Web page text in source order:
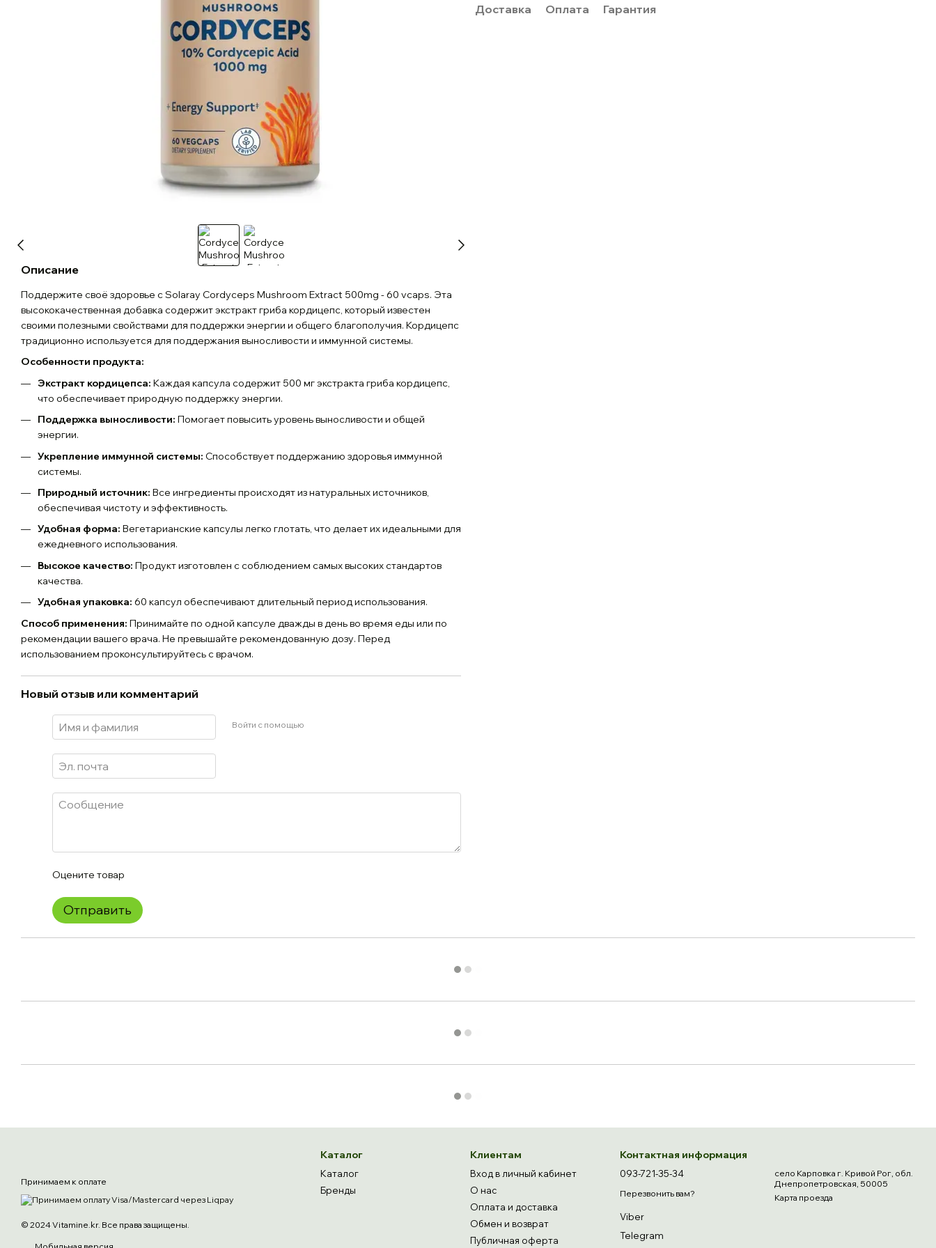
Описание
Поддержите своё здоровье с Solaray Cordyceps Mushroom Extract 500mg - 60 vcaps. Эта
высококачественная добавка содержит экстракт гриба кордицепс, который известен
своими полезными свойствами для поддержки энергии и общего благополучия. Кордицепс
традиционно используется для поддержания выносливости и иммунной системы.
Особенности продукта:
Экстракт кордицепса: Каждая капсула содержит 500 мг экстракта гриба кордицепс,
что обеспечивает природную поддержку энергии.
Поддержка выносливости: Помогает повысить уровень выносливости и общей
энергии.
Укрепление иммунной системы: Способствует поддержанию здоровья иммунной
системы.
Природный источник: Все ингредиенты происходят из натуральных источников,
обеспечивая чистоту и эффективность.
Удобная форма: Вегетарианские капсулы легко глотать, что делает их идеальными для
ежедневного использования.
Высокое качество: Продукт изготовлен с соблюдением самых высоких стандартов
качества.
Удобная упаковка: 60 капсул обеспечивают длительный период использования.
Способ применения: Принимайте по одной капсуле дважды в день во время еды или по
рекомендации вашего врача. Не превышайте рекомендованную дозу. Перед
использованием проконсультируйтесь с врачом.
Новый отзыв или комментарий
Войти с помощью
Оцените товар
Отправить
Доставка Оплата Гарантия
Принимаем к оплате
© 2024 Vitamine.kr. Все права защищены.
Каталог
Каталог
Бренды
Клиентам
Вход в личный кабинет
О нас
Оплата и доставка
Обмен и возврат
Публичная оферта
Контактная информация
093-721-35-34
Перезвонить вам?
Viber
Telegram
село Карповка г. Кривой Рог, обл.
Днепропетровская, 50005
Карта проезда